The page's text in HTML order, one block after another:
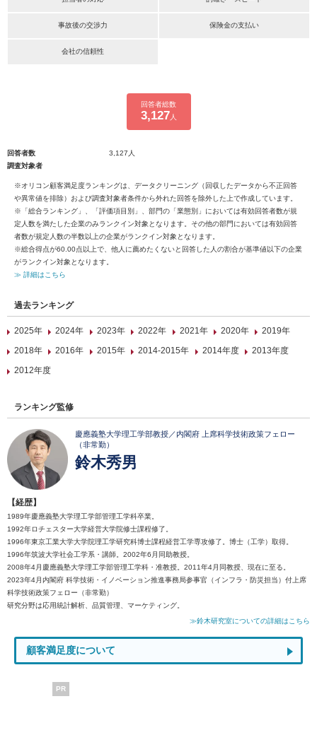
事故後の交渉力 保険金の支払い
会社の信頼性
回答者総数
3,127 人
回答者数
3,127人
調査対象者
※オリコン顧客満足度ランキングは、データクリーニング（回収したデータから不正回答
や異常値を排除）および調査対象者条件から外れた回答を除外した上で作成しています。
※「総合ランキング」、「評価項目別」、部門の「業態別」においては有効回答者数が規
定人数を満たした企業のみランクイン対象となります。その他の部門においては有効回答
者数が規定人数の半数以上の企業がランクイン対象となります。
※総合得点が60.00点以上で、他人に薦めたくないと回答した人の割合が基準値以下の企業
がランクイン対象となります。
≫ 詳細はこちら
過去ランキング
2025年 2024年 2023年 2022年 2021年 2020年
2019年
2018年
2016年 2015年 2014-2015年 2014年度
2013年度
2012年度
ランキング監修
慶應義塾大学理工学部教授／内閣府 上席科学技術政策フェロー
（非常勤）
鈴木秀男
【経歴】
1989年慶應義塾大学理工学部管理工学科卒業。
1992年ロチェスター大学経営大学院修士課程修了。
1996年東京工業大学大学院理工学研究科博士課程経営工学専攻修了。博士（工学）取得。
1996年筑波大学社会工学系・講師。2002年6月同助教授。
2008年4月慶應義塾大学理工学部管理工学科・准教授。2011年4月同教授、現在に至る。
2023年4月内閣府 科学技術・イノベーション推進事務局参事官（インフラ・防災担当）付上席
科学技術政策フェロー（非常勤）
研究分野は応用統計解析、品質管理、マーケティング。
≫鈴木研究室についての詳細はこちら
顧客満足度について
PR